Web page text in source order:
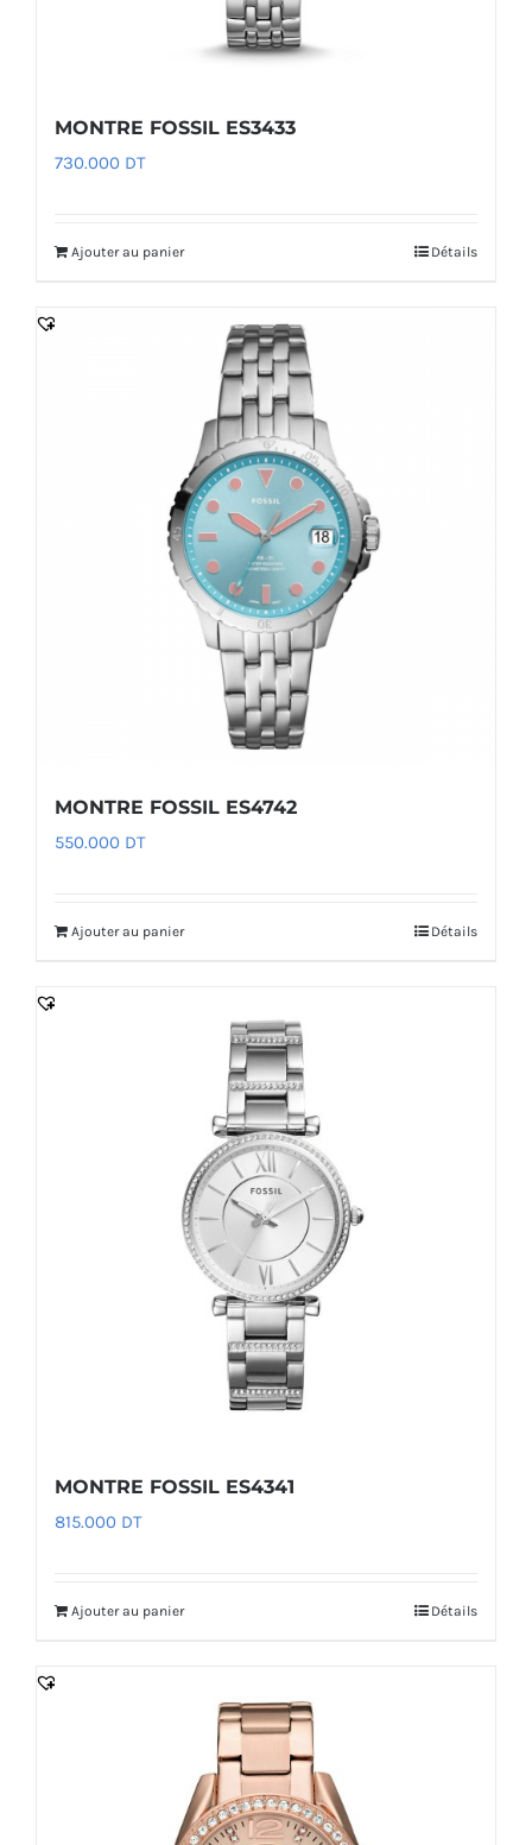
MONTRE FOSSIL ES3433
730.000 DT
Ajouter au panier Détails
MONTRE FOSSIL ES4742
550.000 DT
Ajouter au panier Détails
MONTRE FOSSIL ES4341
815.000 DT
Ajouter au panier Détails